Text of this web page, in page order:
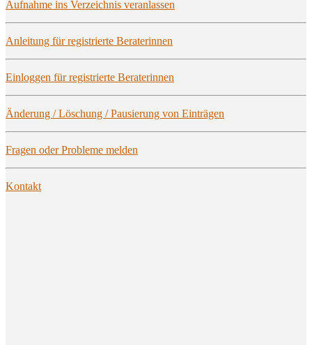
Auf­nah­me ins Ver­zeich­nis veranlassen
Anlei­tung für regis­trier­te Beraterinnen
Ein­log­gen für regis­trier­te Beraterinnen
Ände­rung / Löschung / Pau­sie­rung von Einträgen
Fra­gen oder Pro­ble­me melden
Kon­takt